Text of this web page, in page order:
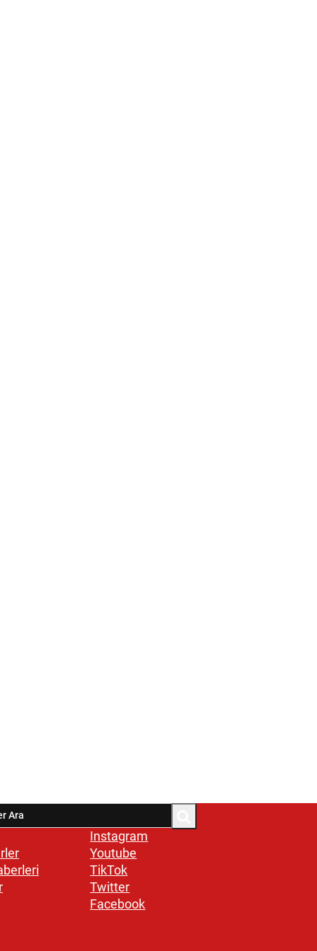
Instagram
Youtube
TikTok
Twitter
Facebook